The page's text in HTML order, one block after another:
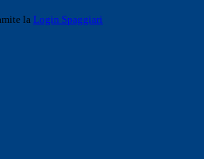
la Login Spaggiari